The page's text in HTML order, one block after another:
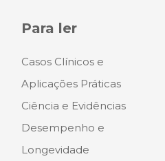
Para ler
Casos Clínicos e
Aplicações Práticas
Ciência e Evidências
Desempenho e
Longevidade